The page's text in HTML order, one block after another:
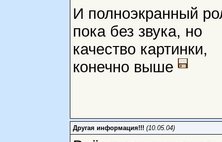
И полноэкранный
пока без звука, но
качество картинки,
конечно выше
Другая информация!!! (10.05.04)